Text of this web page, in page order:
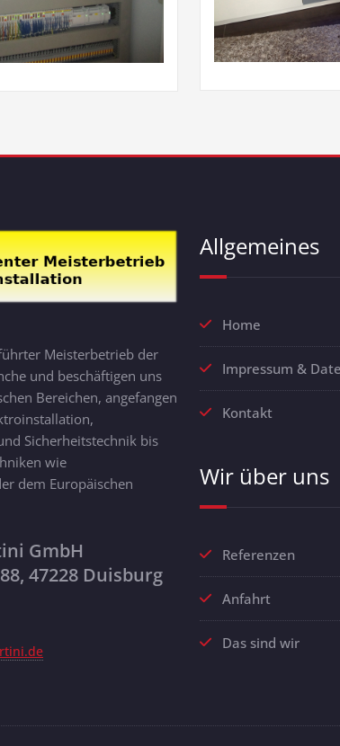
Meisterbetrieb der
und beschäftigen uns
Bereichen, angefangen
Sicherheitstechnik bis
wie
dem Europäischen
GmbH
47228 Duisburg
Allgemeines
Home
Impressum &
Kontakt
Wir über uns
Referenzen
Anfahrt
Das sind wir